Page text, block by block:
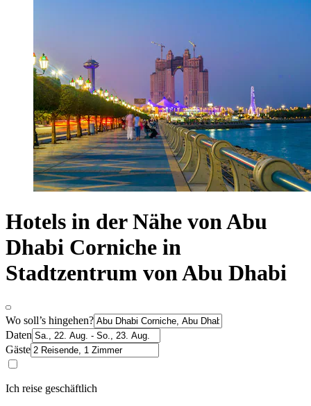
Hotels in der Nähe von Abu
Dhabi Corniche in
Stadtzentrum von Abu Dhabi
Wo soll’s hingehen?
Daten
Gäste
Ich reise geschäftlich